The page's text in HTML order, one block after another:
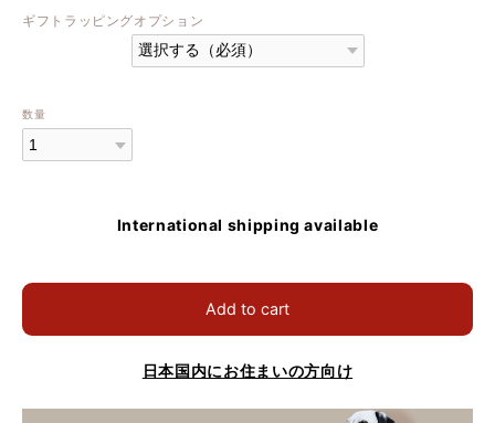
ギフトラッピングオプション
数量
International shipping available
Add to cart
日本国内にお住まいの方向け